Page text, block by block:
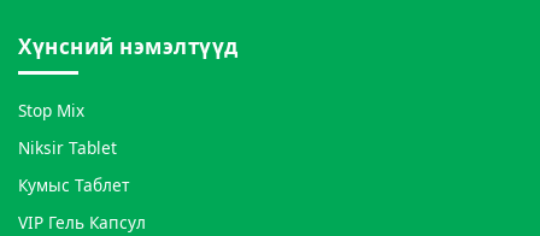
Хүнсний нэмэлтүүд
Stop Mix
Niksir Tablet
Кумыс Таблет
VIP Гель Капсул